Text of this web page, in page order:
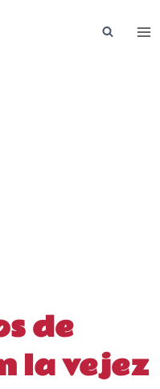
de
la vejez